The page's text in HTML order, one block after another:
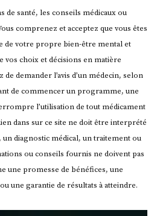
de santé, les conseils médicaux ou
comprenez et acceptez que vous êtes
de votre propre bien-être mental et
vos choix et décisions en matière
de demander l’avis d’un médecin, selon
de commencer un programme, une
l’utilisation de tout médicament
dans sur ce site ne doit être interprété
diagnostic médical, un traitement ou
ou conseils fournis ne doivent pas
une promesse de bénéfices, une
une garantie de résultats à atteindre.